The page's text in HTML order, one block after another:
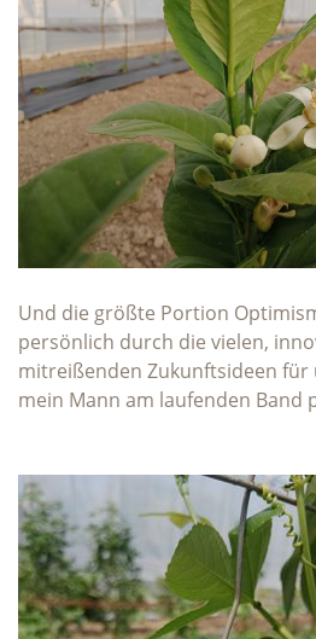
Und die größte Portion
persönlich durch die vielen,
mitreißenden Zukunftsideen für
mein Mann am laufenden Band